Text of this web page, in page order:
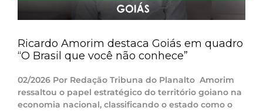
Ricardo Amorim destaca Goiás em quadro
“O Brasil que você não conhece”
02/2026 Por Redação Tribuna do Planalto Amorim
ressaltou o papel estratégico do território goiano na
economia nacional, classificando o estado como o